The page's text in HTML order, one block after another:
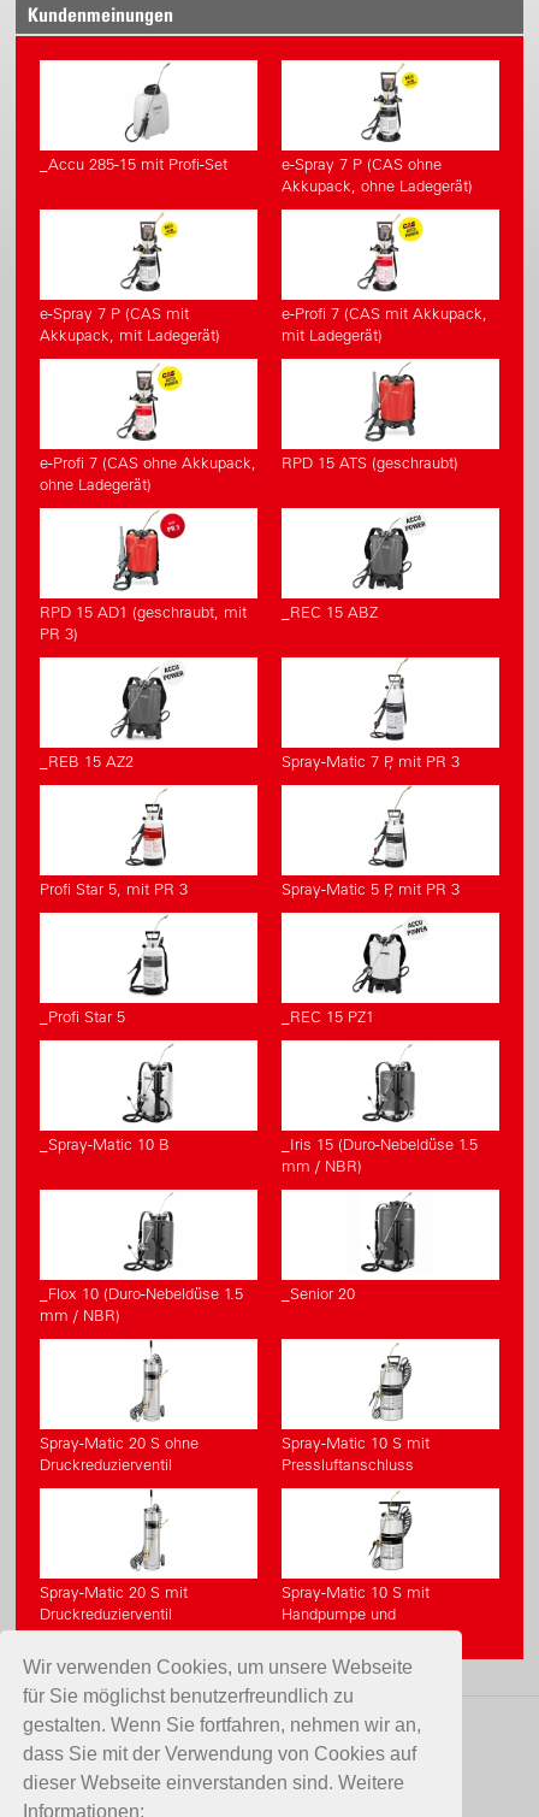
Wir verwenden Cookies, um unsere Webseite
für Sie möglichst benutzerfreundlich zu
gestalten. Wenn Sie fortfahren, nehmen wir an,
dass Sie mit der Verwendung von Cookies auf
dieser Webseite einverstanden sind. Weitere
Informationen:
Kundenmeinungen
_Accu 285-15 mit Profi-Set
e-Spray 7 P (CAS ohne
Akkupack, ohne Ladegerät)
e-Spray 7 P (CAS mit
Akkupack, mit Ladegerät)
e-Profi 7 (CAS mit Akkupack,
mit Ladegerät)
e-Profi 7 (CAS ohne Akkupack,
ohne Ladegerät)
RPD 15 ATS (geschraubt)
RPD 15 AD1 (geschraubt, mit
PR 3)
_REC 15 ABZ
_REB 15 AZ2 Spray-Matic 7 P, mit PR 3
Profi Star 5, mit PR 3 Spray-Matic 5 P, mit PR 3
_Profi Star 5 _REC 15 PZ1
_Spray-Matic 10 B
_Iris 15 (Duro-Nebeldüse 1.5
mm / NBR)
_Flox 10 (Duro-Nebeldüse 1.5
mm / NBR)
_Senior 20
Spray-Matic 20 S ohne
Druckreduzierventil
Spray-Matic 10 S mit
Pressluftanschluss
Spray-Matic 20 S mit
Druckreduzierventil
Spray-Matic 10 S mit
Handpumpe und
Pressluftanschluss
KONTAKT
Birchmeier Sprühtechnik AG